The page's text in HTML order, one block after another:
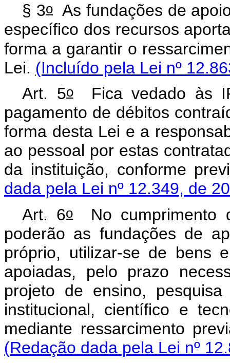
§ 3oAs fundações de
específico dos recursos
forma a garantir o
Lei. (Incluído pela Lei nº
Art. 5oFica vedado às
pagamento de débitos
forma desta Lei e a
ao pessoal por estas
da instituição, conforme
dada pela Lei nº 12.349, de
Art. 6oNo cumprimento
poderão as fundações de
próprio, utilizar-se de bens
apoiadas, pelo prazo
projeto de ensino,
institucional, científico e
mediante ressarcimento
(Redação dada pela Lei nº